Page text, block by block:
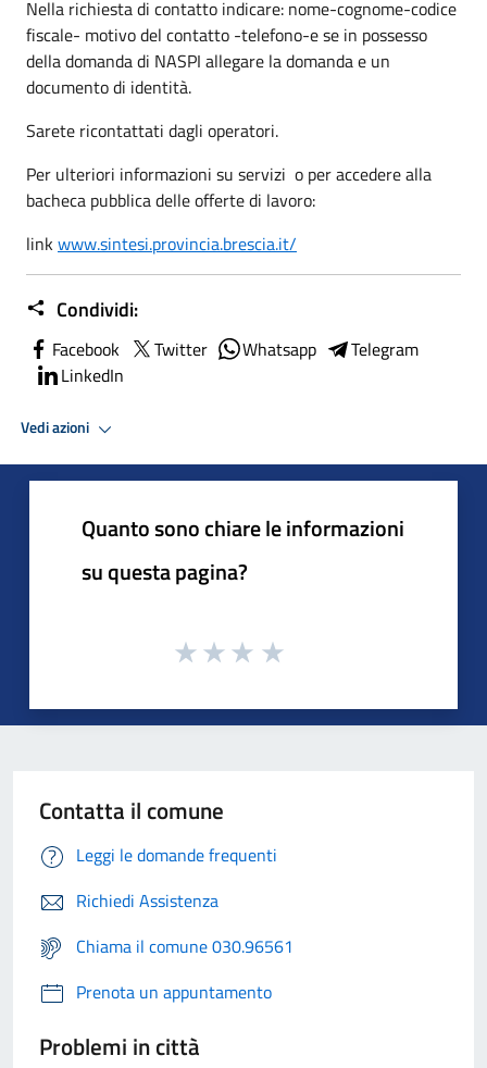
Nella richiesta di contatto indicare: nome-cognome-codice
fiscale- motivo del contatto -telefono-e se in possesso
della domanda di NASPI allegare la domanda e un
documento di identità.
Sarete ricontattati dagli operatori.
Per ulteriori informazioni su servizi o per accedere alla
bacheca pubblica delle offerte di lavoro:
linkwww.sintesi.provincia.brescia.it/
Condividi:
Facebook Twitter Whatsapp
Telegram
LinkedIn
Vedi azioni
Quanto sono chiare le informazioni
su questa pagina?
Contatta il comune
Leggi le domande frequenti
Richiedi Assistenza
Chiama il comune 030.96561
Prenota un appuntamento
Problemi in città